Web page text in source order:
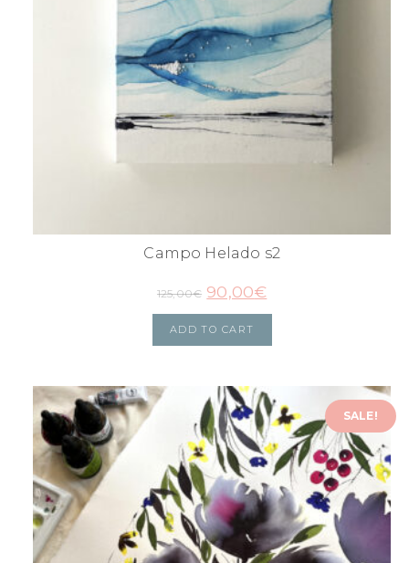
Campo Helado s2
125,00€ 90,00€
ADD TO CART
SALE!